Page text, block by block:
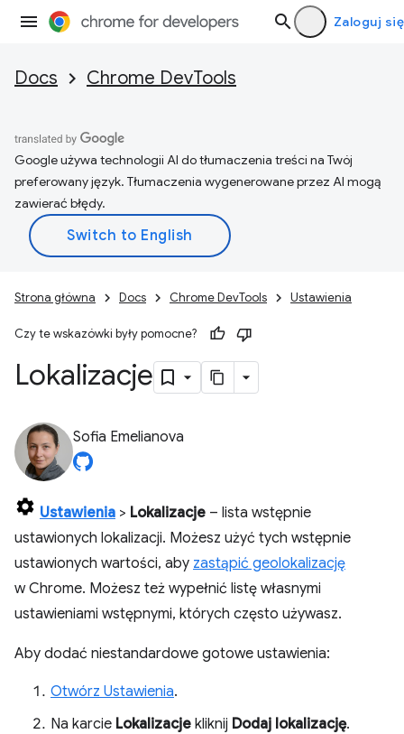
Zaloguj się
Docs Chrome DevTools
Google używa technologii AI do tłumaczenia treści na Twój
preferowany język. Tłumaczenia wygenerowane przez AI mogą
zawierać błędy.
Strona główna Docs Chrome DevTools Ustawienia
Czy te wskazówki były pomocne?
Lokalizacje
Sofia Emelianova
Ustawienia > Lokalizacje – lista wstępnie
ustawionych lokalizacji. Możesz użyć tych wstępnie
ustawionych wartości, aby zastąpić geolokalizację
w Chrome. Możesz też wypełnić listę własnymi
ustawieniami wstępnymi, których często używasz.
Aby dodać niestandardowe gotowe ustawienia:
Otwórz Ustawienia.
Na karcie Lokalizacje kliknij Dodaj lokalizację.